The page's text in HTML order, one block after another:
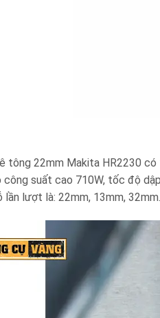
tông 22mm Makita HR2230
công suất cao 710W, tốc độ
lần lượt là: 22mm, 13mm, 32mm.